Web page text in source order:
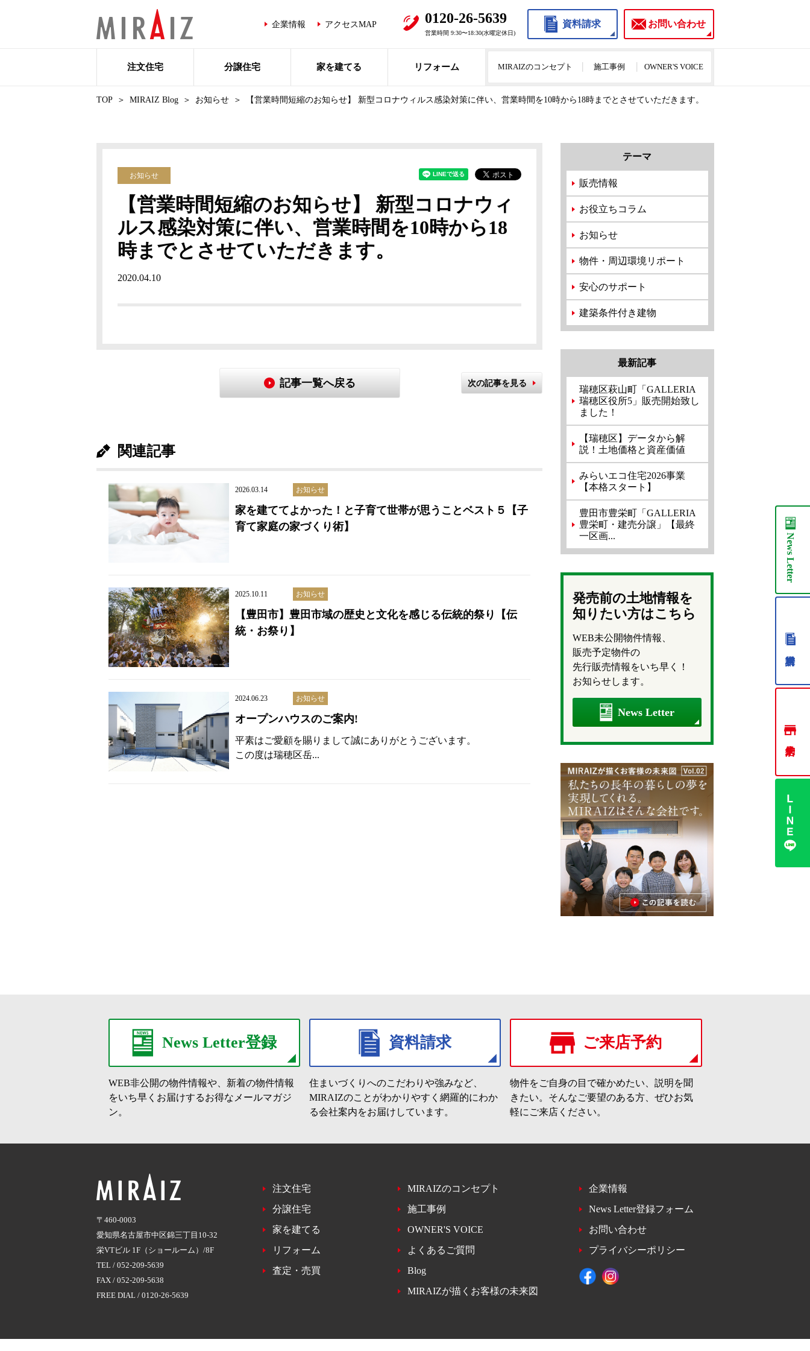
企業情報 アクセスMAP 0120-26-5639
営業時間 9:30〜18:30(水曜定休日)
資料請求 お問い合わせ
注文住宅 分譲住宅 家を建てる リフォーム MIRAIZのコンセプト 施工事例 OWNER'S VOICE
TOP MIRAIZ Blog お知らせ 【営業時間短縮のお知らせ】 新型コロナウィルス感染対策に伴い、営業時間を10時から18時までとさせていただきます。
お知らせ
【営業時間短縮のお知らせ】 新型コロナウィ
ルス感染対策に伴い、営業時間を10時から18
時までとさせていただきます。
2020.04.10
記事一覧へ戻る 次の記事を見る
関連記事
2026.03.14 お知らせ
家を建ててよかった！と子育て世帯が思うことベスト５【子
育て家庭の家づくり術】
2025.10.11 お知らせ
【豊田市】豊田市域の歴史と文化を感じる伝統的祭り【伝
統・お祭り】
2024.06.23 お知らせ
オープンハウスのご案内!
平素はご愛顧を賜りまして誠にありがとうございます。
この度は瑞穂区岳...
テーマ
販売情報
お役立ちコラム
お知らせ
物件・周辺環境リポート
安心のサポート
建築条件付き建物
最新記事
瑞穂区萩山町「GALLERIA
瑞穂区役所5」販売開始致し
ました！
【瑞穂区】データから解
説！土地価格と資産価値
みらいエコ住宅2026事業
【本格スタート】
豊田市豊栄町「GALLERIA
豊栄町・建売分譲」【最終
一区画...
発売前の土地情報を
知りたい方はこちら
WEB未公開物件情報、
販売予定物件の
先行販売情報をいち早く！
お知らせします。
News Letter
News Letter登録
WEB非公開の物件情報や、新着の物件情報
をいち早くお届けするお得なメールマガジ
ン。
資料請求
住まいづくりへのこだわりや強みなど、
MIRAIZのことがわかりやすく網羅的にわか
る会社案内をお届けしています。
ご来店予約
物件をご自身の目で確かめたい、説明を聞
きたい。そんなご要望のある方、ぜひお気
軽にご来店ください。
News
Letter
〒460-0003
愛知県名古屋市中区錦三丁目10-32
栄VTビル 1F（ショールーム）/8F
TEL / 052-209-5639
FAX / 052-209-5638
FREE DIAL / 0120-26-5639
注文住宅
分譲住宅
家を建てる
リフォーム
査定・売買
MIRAIZのコンセプト
施工事例
OWNER'S VOICE
よくあるご質問
Blog
MIRAIZが描くお客様の未来図
企業情報
News Letter登録フォーム
お問い合わせ
プライバシーポリシー